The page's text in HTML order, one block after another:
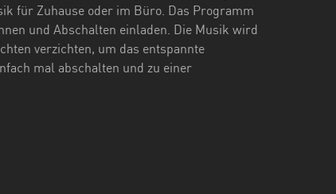
für Zuhause oder im Büro. Das Programm
und Abschalten einladen. Die Musik wird
verzichten, um das entspannte
mal abschalten und zu einer